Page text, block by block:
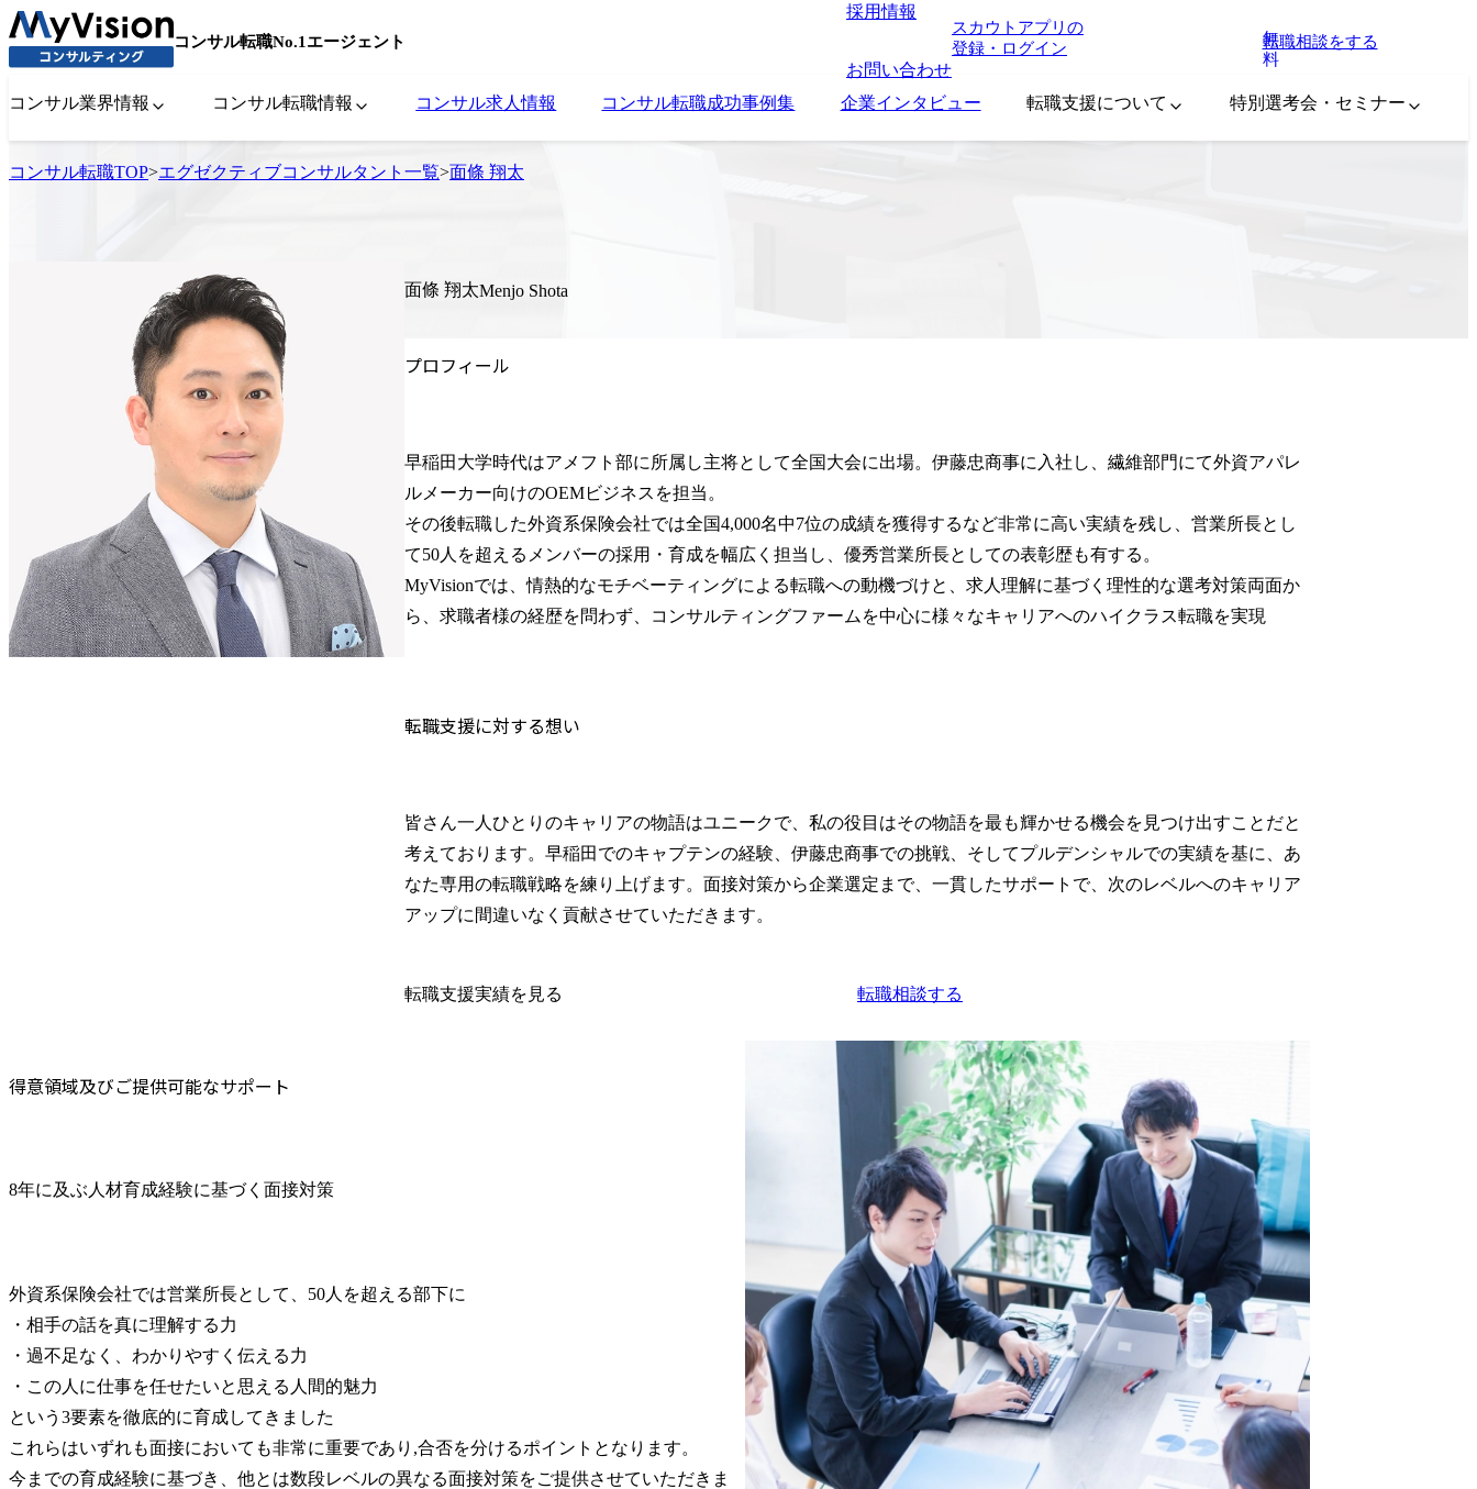
コンサル転職No.1エージェント
採用情報
お問い合わせ
スカウトアプリの
登録・ログイン
無
料
転職相談をする
コンサル業界情報 コンサル転職情報 コンサル求人情報 コンサル転職成功事例集 企業インタビュー 転職支援について 特別選考会・セミナー
コンサル転職TOP>エグゼクティブコンサルタント一覧>面條 翔太
面條 翔太Menjo Shota
プロフィール
早稲田大学時代はアメフト部に所属し主将として全国大会に出場。伊藤忠商事に入社し、繊維部門にて外資アパレ
ルメーカー向けのOEMビジネスを担当。
その後転職した外資系保険会社では全国4,000名中7位の成績を獲得するなど非常に高い実績を残し、営業所長とし
て50人を超えるメンバーの採用・育成を幅広く担当し、優秀営業所長としての表彰歴も有する。
MyVisionでは、情熱的なモチベーティングによる転職への動機づけと、求人理解に基づく理性的な選考対策両面か
ら、求職者様の経歴を問わず、コンサルティングファームを中心に様々なキャリアへのハイクラス転職を実現
転職支援に対する想い
皆さん一人ひとりのキャリアの物語はユニークで、私の役目はその物語を最も輝かせる機会を見つけ出すことだと
考えております。早稲田でのキャプテンの経験、伊藤忠商事での挑戦、そしてプルデンシャルでの実績を基に、あ
なた専用の転職戦略を練り上げます。面接対策から企業選定まで、一貫したサポートで、次のレベルへのキャリア
アップに間違いなく貢献させていただきます。
転職支援実績を見る 転職相談する
得意領域及びご提供可能なサポート
8年に及ぶ人材育成経験に基づく面接対策
外資系保険会社では営業所長として、50人を超える部下に
・相手の話を真に理解する力
・過不足なく、わかりやすく伝える力
・この人に仕事を任せたいと思える人間的魅力
という3要素を徹底的に育成してきました
これらはいずれも面接においても非常に重要であり,合否を分けるポイントとなります。
今までの育成経験に基づき、他とは数段レベルの異なる面接対策をご提供させていただきま